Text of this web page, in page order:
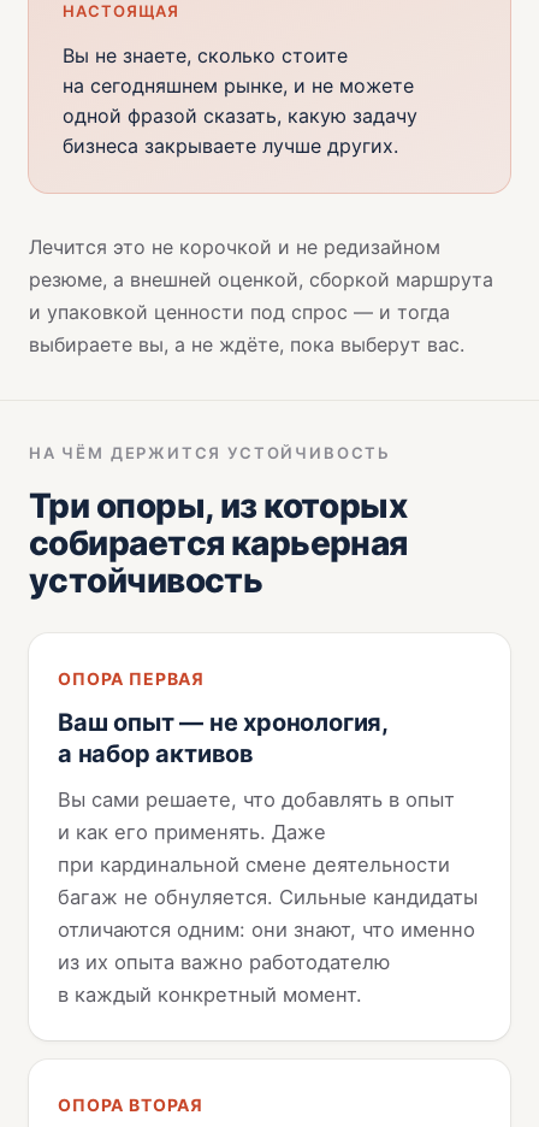
НАСТОЯЩАЯ
Вы не знаете, сколько стоите
на сегодняшнем рынке, и не можете
одной фразой сказать, какую задачу
бизнеса закрываете лучше других.
Лечится это не корочкой и не редизайном
резюме, а внешней оценкой, сборкой маршрута
и упаковкой ценности под спрос — и тогда
выбираете вы, а не ждёте, пока выберут вас.
НА ЧЁМ ДЕРЖИТСЯ УСТОЙЧИВОСТЬ
Три опоры, из которых
собирается карьерная
устойчивость
ОПОРА ПЕРВАЯ
Ваш опыт — не хронология,
а набор активов
Вы сами решаете, что добавлять в опыт
и как его применять. Даже
при кардинальной смене деятельности
багаж не обнуляется. Сильные кандидаты
отличаются одним: они знают, что именно
из их опыта важно работодателю
в каждый конкретный момент.
ОПОРА ВТОРАЯ